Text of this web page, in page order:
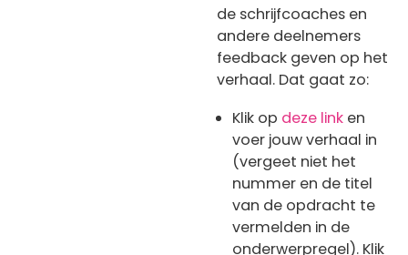
de schrijfcoaches en
andere deelnemers
feedback geven op het
verhaal. Dat gaat zo:
Klik op deze linken
voer jouw verhaal in
(vergeet niet het
nummer en de titel
van de opdracht te
vermelden in de
onderwerpregel). Klik